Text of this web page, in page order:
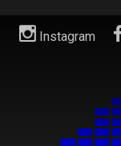
Instagram